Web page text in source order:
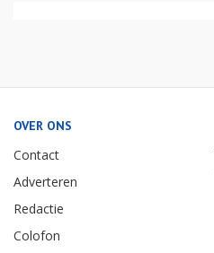
OVER ONS
Contact
Adverteren
Redactie
Colofon